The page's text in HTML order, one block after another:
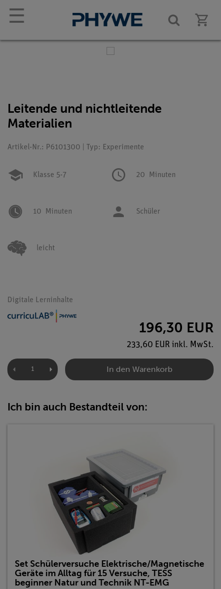
☰
Leitende und nichtleitende
Materialien
Artikel-Nr.: P6101300 | Typ: Experimente
Klasse 5-7 20 Minuten
10 Minuten Schüler
leicht
Digitale Lerninhalte
196,30 EUR
233,60 EUR inkl. MwSt.
In den Warenkorb
Ich bin auch Bestandteil von:
Set Schülerversuche Elektrische/Magnetische
Geräte im Alltag für 15 Versuche, TESS
beginner Natur und Technik NT-EMG